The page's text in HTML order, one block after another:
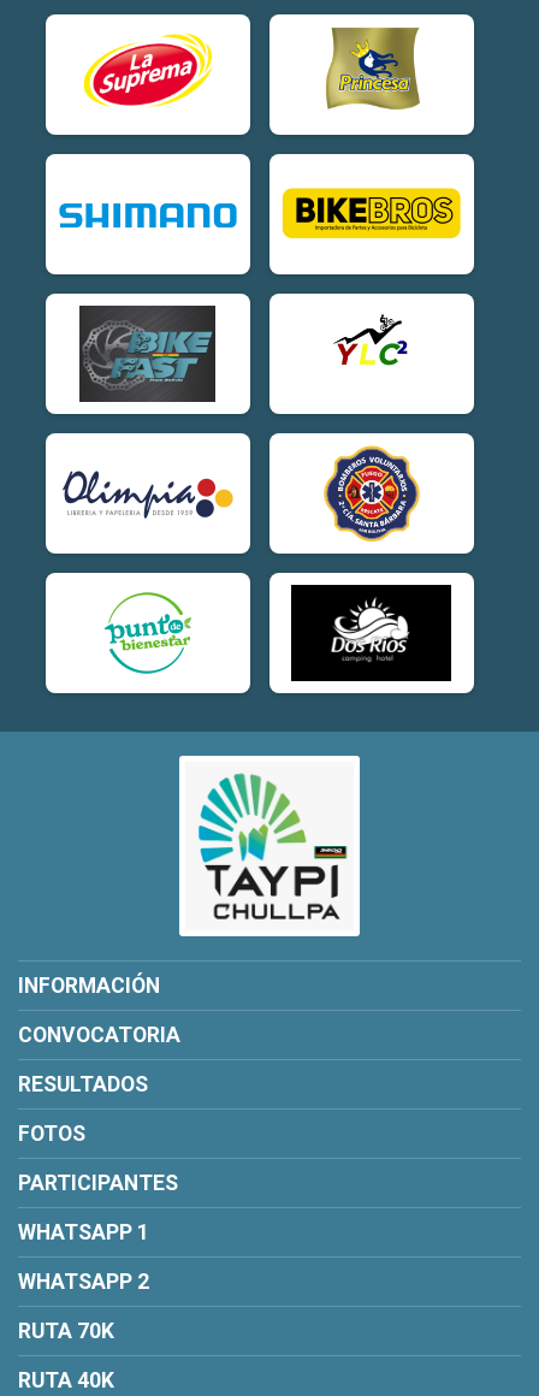
INFORMACIÓN
CONVOCATORIA
RESULTADOS
FOTOS
PARTICIPANTES
WHATSAPP 1
WHATSAPP 2
RUTA 70K
RUTA 40K